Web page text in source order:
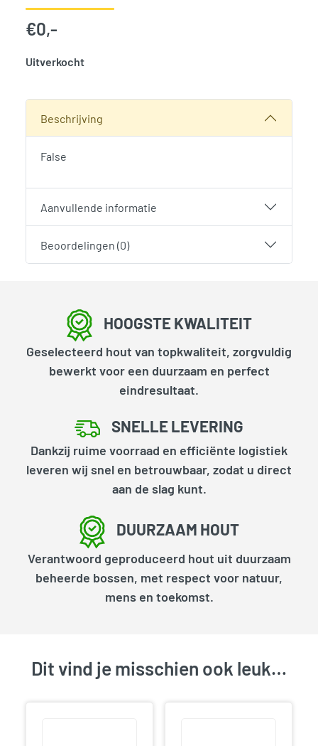
€0,-
Uitverkocht
Beschrijving
False
Aanvullende informatie
Beoordelingen (0)
HOOGSTE KWALITEIT
Geselecteerd hout van topkwaliteit, zorgvuldig
bewerkt voor een duurzaam en perfect
eindresultaat.
SNELLE LEVERING
Dankzij ruime voorraad en efficiënte logistiek
leveren wij snel en betrouwbaar, zodat u direct
aan de slag kunt.
DUURZAAM HOUT
Verantwoord geproduceerd hout uit duurzaam
beheerde bossen, met respect voor natuur,
mens en toekomst.
Dit vind je misschien ook leuk…